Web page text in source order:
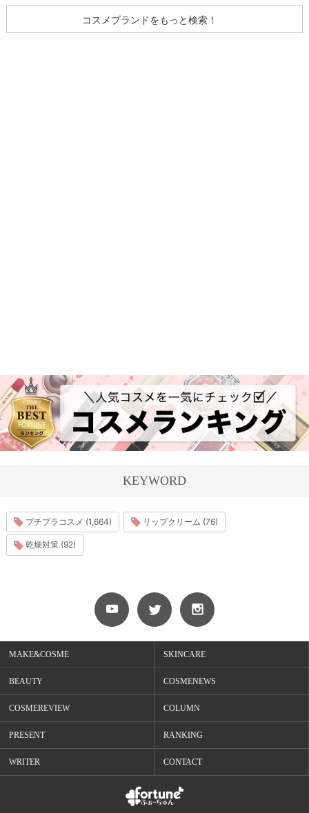
コスメブランドをもっと検索！
KEYWORD
プチプラコスメ (1,664) リップクリーム (76)
乾燥対策 (92)
MAKE&COSME SKINCARE
BEAUTY COSMENEWS
COSMEREVIEW COLUMN
PRESENT RANKING
WRITER CONTACT